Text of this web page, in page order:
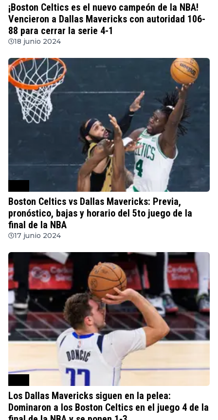
¡Boston Celtics es el nuevo campeón de la NBA!
Vencieron a Dallas Mavericks con autoridad 106-
88 para cerrar la serie 4-1
18 junio 2024
Boston Celtics vs Dallas Mavericks: Previa,
pronóstico, bajas y horario del 5to juego de la
final de la NBA
17 junio 2024
Los Dallas Mavericks siguen en la pelea:
Dominaron a los Boston Celtics en el juego 4 de la